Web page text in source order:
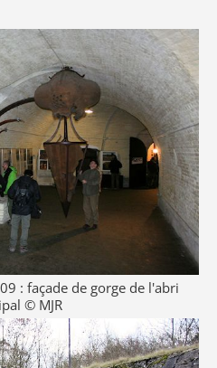
: façade de gorge de l'abri
© MJR